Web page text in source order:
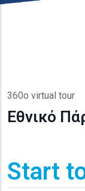
360o virtual tour
Εθνικό
Start